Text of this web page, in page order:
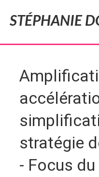
STÉPHANIE
stratégie
- Focus